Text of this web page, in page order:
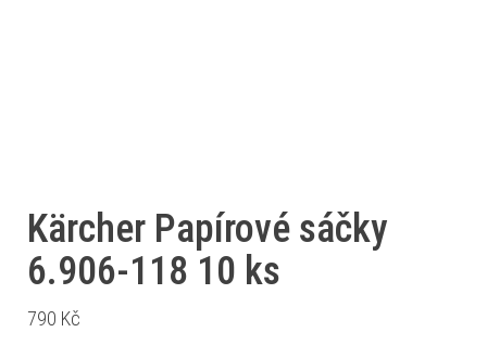
Kärcher Papírové sáčky
6.906-118 10 ks
790 Kč